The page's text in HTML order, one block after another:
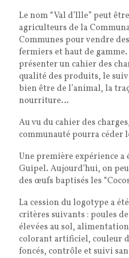
Le nom “Val d’Ille” peut
agriculteurs de la
Communes pour vendre
fermiers et haut de
présenter un cahier des
qualité des produits, le
bien être de l’animal, la
nourriture…
Au vu du cahier des
communauté pourra céder
Une première expérience a
Guipel. Aujourd’hui, on
des œufs baptisés les
La cession du logotype a
critères suivants : poules
élevées au sol,
colorant artificiel, couleur
foncés, contrôle et suivi